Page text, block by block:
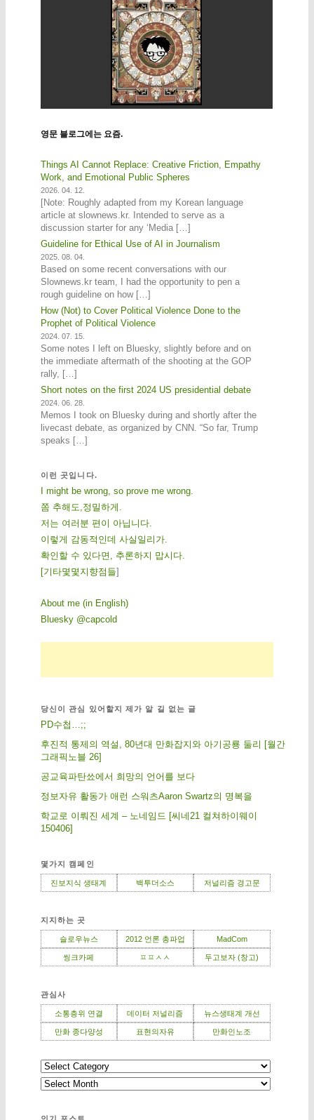
영문 블로그에는 요즘.
Things AI Cannot Replace: Creative Friction, Empathy
Work, and Emotional Public Spheres
2026. 04. 12.
[Note: Roughly adapted from my Korean language
article at slownews.kr. Intended to serve as a
discussion starter for any ‘Media […]
Guideline for Ethical Use of AI in Journalism
2025. 08. 04.
Based on some recent conversations with our
Slownews.kr team, I had the opportunity to pen a
rough guideline on how […]
How (Not) to Cover Political Violence Done to the
Prophet of Political Violence
2024. 07. 15.
Some notes I left on Bluesky, slightly before and on
the immediate aftermath of the shooting at the GOP
rally, […]
Short notes on the first 2024 US presidential debate
2024. 06. 28.
Memos I took on Bluesky during and shortly after the
livecast debate, as organized by CNN. “So far, Trump
speaks […]
이런 곳입니다.
I might be wrong, so prove me wrong.
쫌 추해도,정밀하게.
저는 여러분 편이 아닙니다.
이렇게 감동적인데 사실일리가.
확인할 수 있다면, 추론하지 맙시다.
[기 타몇 몇 지 향점 들]
About me (in English)
Bluesky @capcold
당신이 관심 있어할지 제가 알 길 없는 글
PD수첩…;;
후진적 통제의 역설, 80년대 만화잡지와 아기공룡 둘리 [월간
그래픽노블 26]
공교육파탄쑈에서 희망의 언어를 보다
정보자유 활동가 애런 스워츠Aaron Swartz의 명복을
학교로 이뤄진 세계 – 노네임드 [씨네21 컬쳐하이웨이
150406]
몇가지 캠페인
진보지식 생태계 백투더소스 저널리즘 경고문
지지하는 곳
슬로우뉴스 2012 언론 총파업 MadCom
씽크카페 ㅍㅍㅅㅅ 두고보자 (창고)
관심사
소통층위 연결 데이터 저널리즘 뉴스생태계 개선
만화 종다양성 표현의자유 만화인노조